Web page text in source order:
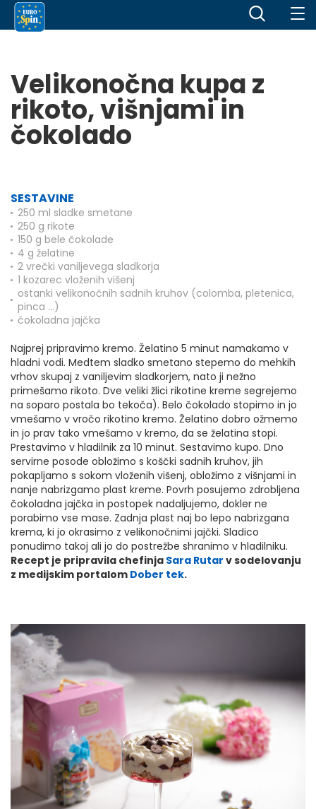
Velikonočna kupa z
rikoto, višnjami in
čokolado
SESTAVINE
250 ml sladke smetane
250 g rikote
150 g bele čokolade
4 g želatine
2 vrečki vaniljevega sladkorja
1 kozarec vloženih višenj
ostanki velikonočnih sadnih kruhov (colomba, pletenica,
pinca …)
čokoladna jajčka
Najprej pripravimo kremo. Želatino 5 minut namakamo v
hladni vodi. Medtem sladko smetano stepemo do mehkih
vrhov skupaj z vaniljevim sladkorjem, nato ji nežno
primešamo rikoto. Dve veliki žlici rikotine kreme segrejemo
na soparo postala bo tekoča). Belo čokolado stopimo in jo
vmešamo v vročo rikotino kremo. Želatino dobro ožmemo
in jo prav tako vmešamo v kremo, da se želatina stopi.
Prestavimo v hladilnik za 10 minut. Sestavimo kupo. Dno
servirne posode obložimo s koščki sadnih kruhov, jih
pokapljamo s sokom vloženih višenj, obložimo z višnjami in
nanje nabrizgamo plast kreme. Povrh posujemo zdrobljena
čokoladna jajčka in postopek nadaljujemo, dokler ne
porabimo vse mase. Zadnja plast naj bo lepo nabrizgana
krema, ki jo okrasimo z velikonočnimi jajčki. Sladico
ponudimo takoj ali jo do postrežbe shranimo v hladilniku.
Recept je pripravila chefinja Sara Rutar v sodelovanju
z medijskim portalom Dober tek.